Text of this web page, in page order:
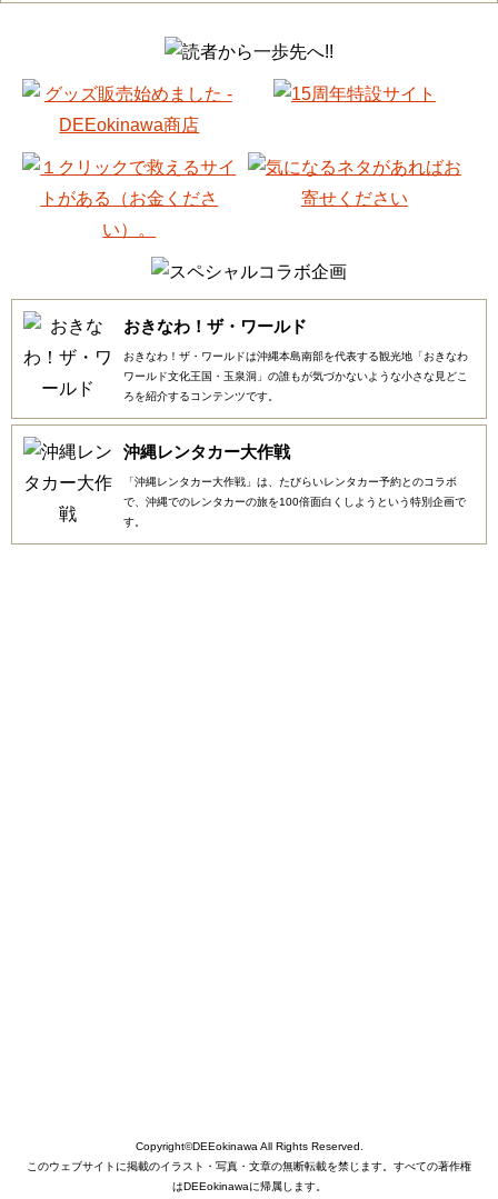
おきなわ！ザ・ワールド
おきなわ！ザ・ワールドは沖縄本島南部を代表する観光地「おきなわ
ワールド文化王国・玉泉洞」の誰もが気づかないような小さな見どこ
ろを紹介するコンテンツです。
沖縄レンタカー大作戦
「沖縄レンタカー大作戦」は、たびらいレンタカー予約とのコラボ
で、沖縄でのレンタカーの旅を100倍面白くしようという特別企画で
す。
Copyright©DEEokinawa All Rights Reserved.
このウェブサイトに掲載のイラスト・写真・文章の無断転載を禁じます。すべての著作権
はDEEokinawaに帰属します。